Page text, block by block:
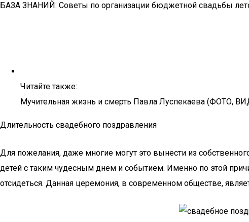
БАЗА ЗНАНИЙ: Советы по организации бюджетной свадьбы
Читайте также:
Мучительная жизнь и смерть Павла Луспекаева (ФОТО,
Длительность свадебного поздравления
Для пожелания, даже многие могут это вынести из
детей с таким чудесным днем и событием. Именно по этой
отсидеться. Данная церемония, в современном обществе,